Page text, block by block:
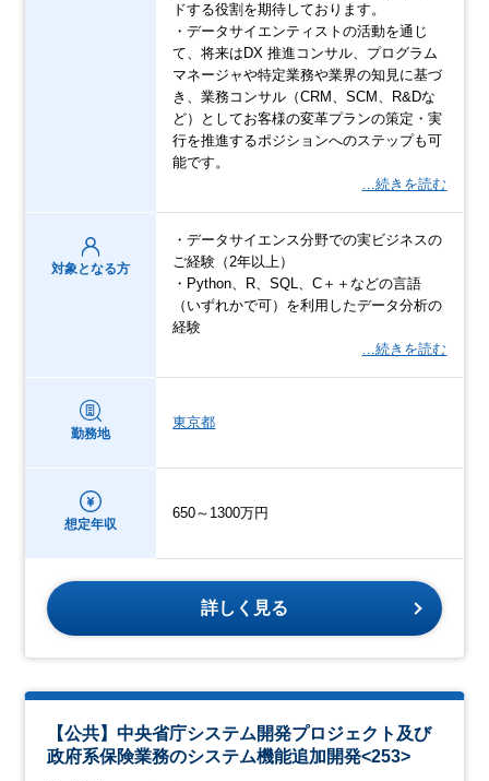
ドする役割を期待しております。
・データサイエンティストの活動を通じ
て、将来はDX 推進コンサル、プログラム
マネージャや特定業務や業界の知見に基づ
き、業務コンサル（CRM、SCM、R&Dな
ど）としてお客様の変革プランの策定・実
行を推進するポジションへのステップも可
能です。
…続きを読む
対象となる方
・データサイエンス分野での実ビジネスの
ご経験（2年以上）
・Python、R、SQL、C＋＋などの言語
（いずれかで可）を利用したデータ分析の
経験
…続きを読む
勤務地
東京都
想定年収
650～1300万円
詳しく見る
【公共】中央省庁システム開発プロジェクト及び
政府系保険業務のシステム機能追加開発<253>